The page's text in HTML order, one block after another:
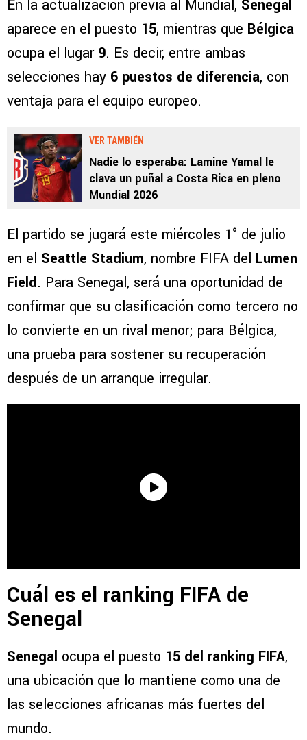
En la actualización previa al Mundial, Senegal
aparece en el puesto 15, mientras que Bélgica
ocupa el lugar 9. Es decir, entre ambas
selecciones hay 6 puestos de diferencia, con
ventaja para el equipo europeo.
VER TAMBIÉN
Nadie lo esperaba: Lamine Yamal le
clava un puñal a Costa Rica en pleno
Mundial 2026
El partido se jugará este miércoles 1° de julio
en el Seattle Stadium, nombre FIFA del Lumen
Field. Para Senegal, será una oportunidad de
confirmar que su clasificación como tercero no
lo convierte en un rival menor; para Bélgica,
una prueba para sostener su recuperación
después de un arranque irregular.
Cuál es el ranking FIFA de
Senegal
Senegal ocupa el puesto 15 del ranking FIFA,
una ubicación que lo mantiene como una de
las selecciones africanas más fuertes del
mundo.